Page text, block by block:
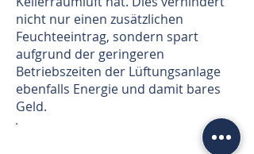
nicht nur einen zusätzlichen
Feuchteeintrag, sondern spart
aufgrund der geringeren
Betriebszeiten der Lüftungsanlage
ebenfalls Energie und damit bares
Geld.